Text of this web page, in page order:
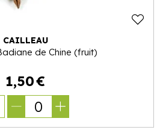
CAILLEAU
de Chine (fruit)
1,50€
0